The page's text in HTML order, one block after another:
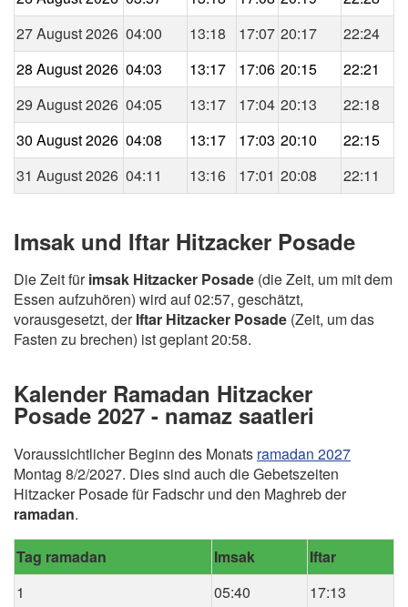
27 August 2026 04:00 13:18 17:07 20:17
22:24
28 August 2026 04:03 13:17 17:06 20:15
22:21
29 August 2026 04:05 13:17 17:04 20:13
22:18
30 August 2026 04:08 13:17 17:03 20:10
22:15
31 August 2026 04:11 13:16 17:01 20:08 22:11
Imsak und Iftar Hitzacker Posade
Die Zeit fürimsak Hitzacker Posade (die Zeit, um mit dem
Essen aufzuhören) wird auf 02:57, geschätzt,
vorausgesetzt, derIftar Hitzacker Posade (Zeit, um das
Fasten zu brechen) ist geplant 20:58.
Kalender Ramadan Hitzacker
Posade 2027 - namaz saatleri
Voraussichtlicher Beginn des Monats ramadan 2027
Montag 8/2/2027. Dies sind auch die Gebetszeiten
Hitzacker Posade für Fadschr und den Maghreb der
ramadan.
Tag ramadan Imsak
Iftar
1
05:40
17:13